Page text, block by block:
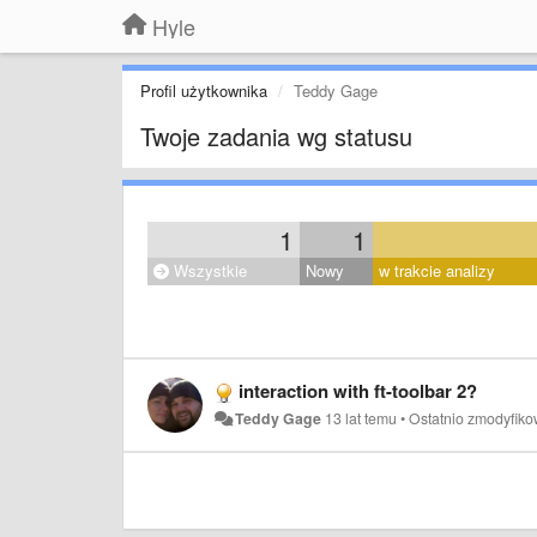
Hyle
Profil użytkownika Teddy Gage
Twoje zadania wg statusu
1 1
Wszystkie Nowy w trakcie analizy
interaction with ft-toolbar 2?
Teddy Gage 13 lat temu •Ostatnio